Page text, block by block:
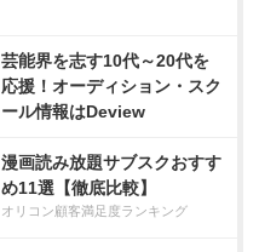
芸能界を志す10代～20代を
応援！オーディション・スク
ール情報はDeview
漫画読み放題サブスクおすす
め11選【徹底比較】
オリコン顧客満足度ランキング